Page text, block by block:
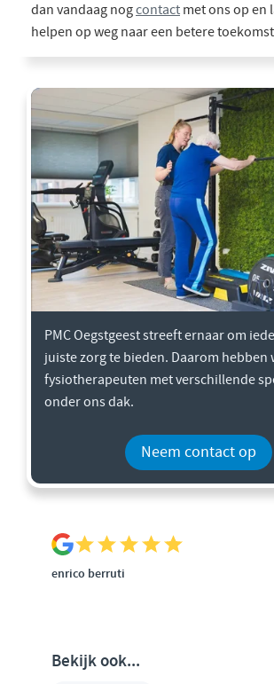
dan vandaag nogcontact met ons op en
helpen op weg naar een betere
PMC Oegstgeest streeft ernaar om
juiste zorg te bieden. Daarom hebben
fysiotherapeuten met verschillende
onder ons dak.
Neem contact op
enrico berruti
Bekijk ook...